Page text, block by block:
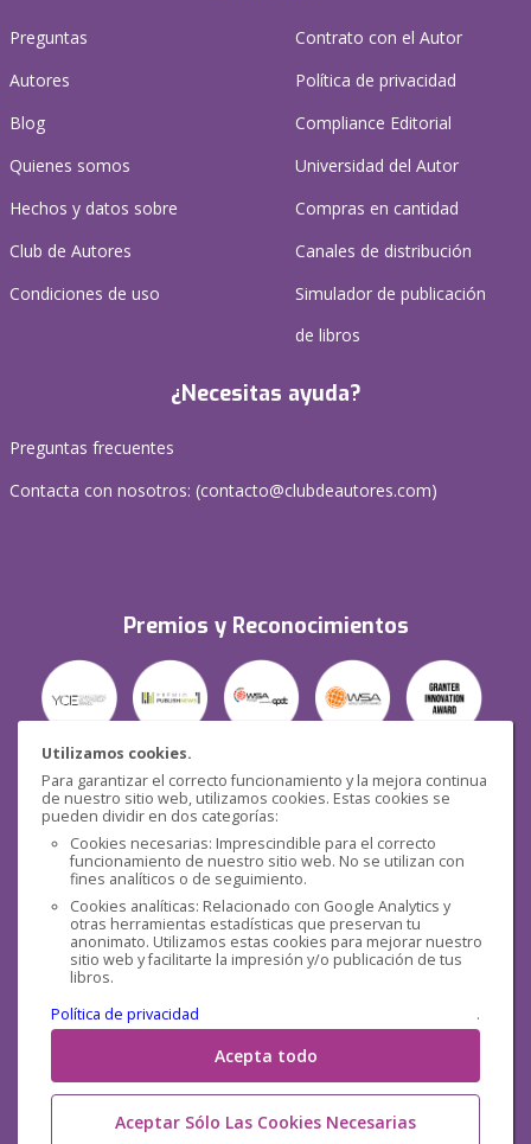
Utilizamos cookies.
Para garantizar el correcto funcionamiento y la mejora continua
de nuestro sitio web, utilizamos cookies. Estas cookies se
pueden dividir en dos categorías:
Cookies necesarias: Imprescindible para el correcto
funcionamiento de nuestro sitio web. No se utilizan con
fines analíticos o de seguimiento.
Cookies analíticas: Relacionado con Google Analytics y
otras herramientas estadísticas que preservan tu
anonimato. Utilizamos estas cookies para mejorar nuestro
sitio web y facilitarte la impresión y/o publicación de tus
libros.
Política de privacidad
.
Acepta todo
Aceptar Sólo Las Cookies Necesarias
Preguntas
Autores
Blog
Quienes somos
Hechos y datos sobre
Club de Autores
Condiciones de uso
Contrato con el Autor
Política de privacidad
Compliance Editorial
Universidad del Autor
Compras en cantidad
Canales de distribución
Simulador de publicación
de libros
¿Necesitas ayuda?
Preguntas frecuentes
Contacta con nosotros: (contacto@clubdeautores.com)
Premios y Reconocimientos
Seguridad
Redes sociales